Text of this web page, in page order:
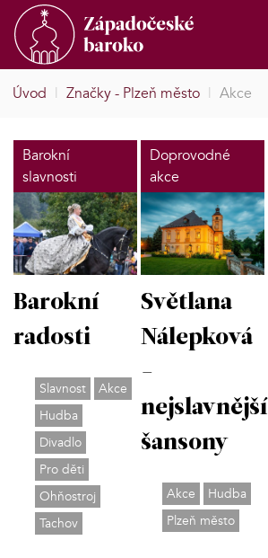
Úvod | Značky - Plzeň město | Akce
Barokní
slavnosti
Barokní
radosti
Slavnost
Akce
Hudba
Divadlo
Pro děti
Ohňostroj
Tachov
Doprovodné
akce
Světlana
Nálepková
-
nejslavnější
šansony
Akce
Hudba
Plzeň město